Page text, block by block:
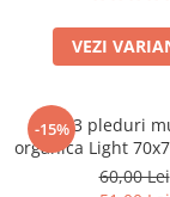
VEZI
-15%
Set 3 pleduri
organica Light
60,00 Lei